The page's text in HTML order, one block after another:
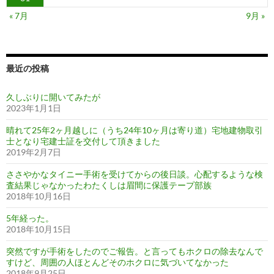
« 7月
9月 »
最近の投稿
久しぶりに開いてみたが
2023年1月1日
晴れて25年2ヶ月越しに（うち24年10ヶ月は寄り道）宅地建物取引
士となり宅建士証を交付して頂きました
2019年2月7日
ささやかなタイニー手術を受けてからの後日談。心配するような検
査結果じゃなかったわたくしは眉間に保護テープ部族
2018年10月16日
5年経った。
2018年10月15日
突然ですが手術をしたのでご報告。と言ってもホクロの除去なんで
すけど、周囲の人ほとんどそのホクロに気づいてなかった